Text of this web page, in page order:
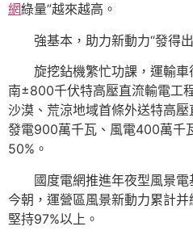
網綠量”越來越高。
強基本，助力新動力“發得出
旋挖鉆機繁忙功課，運輸
南±800千伏特高壓直流輸電工
沙漠、荒涼地域首條外送特高
發電900萬千瓦、風電400萬千
50%。
國度電網推進年夜型風景
今朝，運營區風景新動力累計
堅持97%以上。